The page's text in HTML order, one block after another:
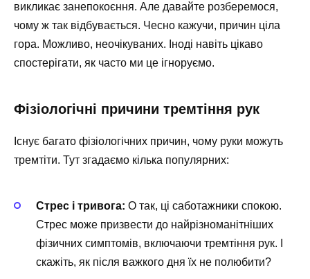
викликає занепокоєння. Але давайте розберемося,
чому ж так відбувається. Чесно кажучи, причин ціла
гора. Можливо, неочікуваних. Іноді навіть цікаво
спостерігати, як часто ми це ігноруємо.
Фізіологічні причини тремтіння рук
Існує багато фізіологічних причин, чому руки можуть
тремтіти. Тут згадаємо кілька популярних:
Стрес і тривога: О так, ці саботажники спокою.
Стрес може призвести до найрізноманітніших
фізичних симптомів, включаючи тремтіння рук. І
скажіть, як після важкого дня їх не полюбити?